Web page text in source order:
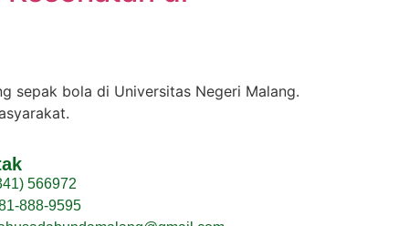
sepak bola di Universitas Negeri Malang.
566972
888-9595